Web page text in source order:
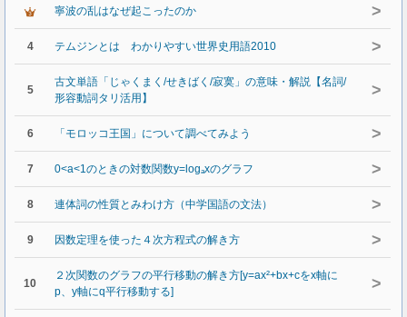
寧波の乱はなぜ起こったのか >
4 テムジンとは わかりやすい世界史用語2010 >
5
古文単語「じゃくまく/せきばく/寂寞」の意味・解説【名詞/
形容動詞タリ活用】
>
6 「モロッコ王国」について調べてみよう >
7 0<a<1のときの対数関数y=logₐxのグラフ >
8 連体詞の性質とみわけ方（中学国語の文法） >
9 因数定理を使った４次方程式の解き方 >
10
２次関数のグラフの平行移動の解き方[y=ax²+bx+cをx軸に
p、y軸にq平行移動する]
>